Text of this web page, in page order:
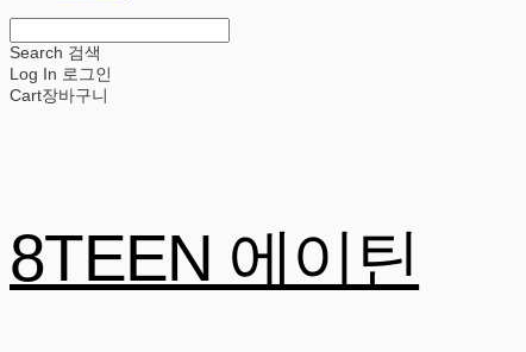
Search 검색
Log In 로그인
Cart장바구니
8TEEN 에이틴